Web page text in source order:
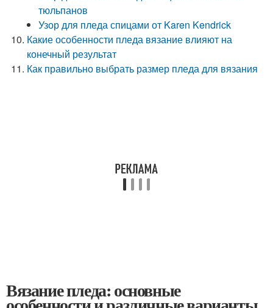
тюльпанов
Узор для пледа спицами от Karen Kendrick
Какие особенности пледа вязание влияют на
конечный результат
Как правильно выбрать размер пледа для вязания
Вязание пледа: основные